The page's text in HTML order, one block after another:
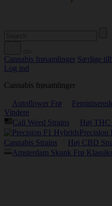
Cannabis frøsamlinger Særlige
Log ind
Cannabis frøsamlinger
Autoflower Frø
Vindere
Cali Weed Strains
Høj THC
Precision
Cannabis Strains
Høj CBD
Amsterdam Skunk Frø Klassiks